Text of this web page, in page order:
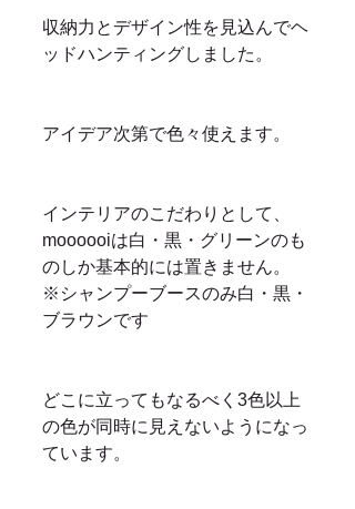
収納力とデザイン性を見込んでヘ
ッドハンティングしました。
アイデア次第で色々使えます。
インテリアのこだわりとして、
moooooiは白・黒・グリーンのも
のしか基本的には置きません。
※シャンプーブースのみ白・黒・
ブラウンです
どこに立ってもなるべく3色以上
の色が同時に見えないようになっ
ています。